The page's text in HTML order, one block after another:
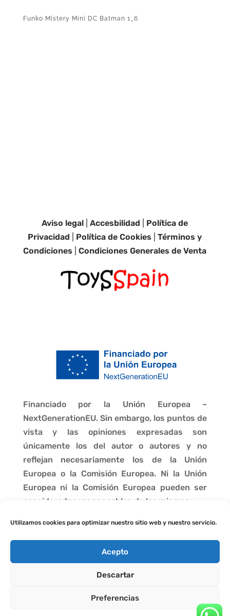
Utilizamos cookies para optimizar nuestro sitio web y nuestro servicio.
Acepto
Descartar
Preferencias
Funko Mistery Mini DC Batman 1_6
Aviso legal |Accesbilidad
Política de
Privacidad
Política de Cookies |Términos y
Condiciones |Condiciones Generales de Venta
Financiado por la Unión Europea –
NextGenerationEU. Sin embargo, los puntos de
vista y las opiniones expresadas son
únicamente los del autor o autores y no
reflejan necesariamente los de la Unión
Europea o la Comisión Europea. Ni la Unión
Europea ni la Comisión Europea pueden ser
consideradas responsables de las mismas.